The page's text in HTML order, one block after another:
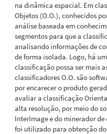
na dinâmica espacial. Em
Objetos (O.O.), conhecidos
análise baseada em
segmentos para que a
analisando informações de
de forma isolada. Logo, há
classificação possa ser mais
classificadores O.O. são
por encarecer o produto
avaliar a classificação
alta resolução, por meio do
InterImage e do minerador de
foi utilizado para obtenção